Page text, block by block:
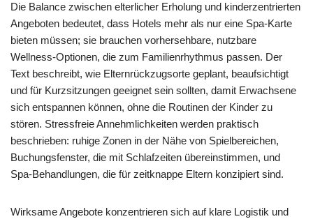
Die Balance zwischen elterlicher Erholung und kinderzentrierten
Angeboten bedeutet, dass Hotels mehr als nur eine Spa-Karte
bieten müssen; sie brauchen vorhersehbare, nutzbare
Wellness-Optionen, die zum Familienrhythmus passen. Der
Text beschreibt, wie Elternrückzugsorte geplant, beaufsichtigt
und für Kurzsitzungen geeignet sein sollten, damit Erwachsene
sich entspannen können, ohne die Routinen der Kinder zu
stören. Stressfreie Annehmlichkeiten werden praktisch
beschrieben: ruhige Zonen in der Nähe von Spielbereichen,
Buchungsfenster, die mit Schlafzeiten übereinstimmen, und
Spa-Behandlungen, die für zeitknappe Eltern konzipiert sind.
Wirksame Angebote konzentrieren sich auf klare Logistik und